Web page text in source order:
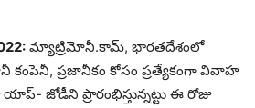
మ్యాట్రిమోనీ.కామ్, భారతదేశంలో
కంపెనీ, ప్రజానీకం కోసం ప్రత్యేకంగా వివాహ
జోడీని ప్రారంభిస్తున్నట్టు ఈ రోజు